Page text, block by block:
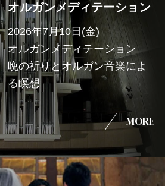
オルガンメディテーション
2026年7月10日(金)
オルガンメディテーション
晩の祈りとオルガン音楽によ
る瞑想
MORE